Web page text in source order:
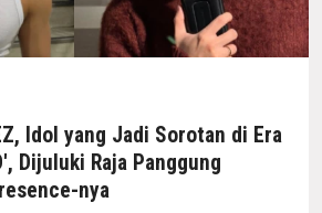
Idol yang Jadi Sorotan di Era
Dijuluki Raja Panggung
nya